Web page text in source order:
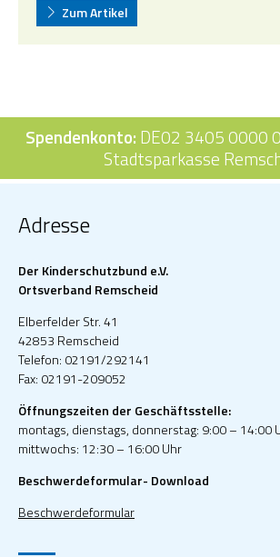
Zum Artikel
Spendenkonto: DE02 3405 0000
Stadtsparkasse
Adresse
Der Kinderschutzbund e.V.
Ortsverband Remscheid
Elberfelder Str. 41
42853 Remscheid
Telefon: 02191/292141
Fax: 02191-209052
Öffnungszeiten der Geschäftsstelle:
montags, dienstags, donnerstag: 9:00 – 14:00
mittwochs: 12:30 – 16:00 Uhr
Beschwerdeformular- Download
Beschwerdeformular